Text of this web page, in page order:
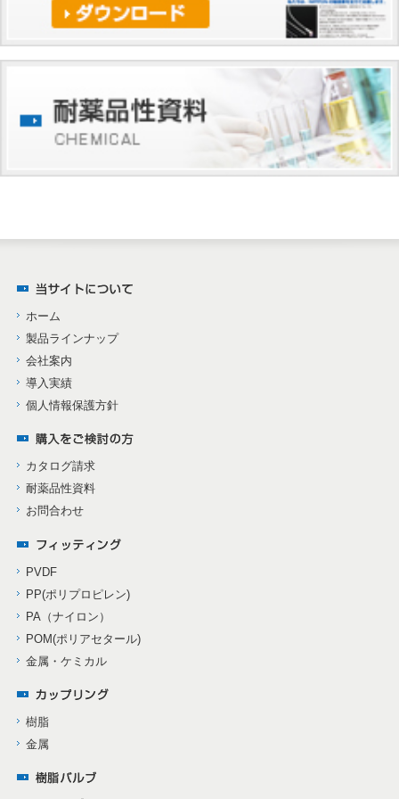
ホーム
製品ラインナップ
会社案内
導入実績
個人情報保護方針
カタログ請求
耐薬品性資料
お問合わせ
PVDF
PP(ポリプロピレン)
PA（ナイロン）
POM(ポリアセタール)
金属・ケミカル
樹脂
金属